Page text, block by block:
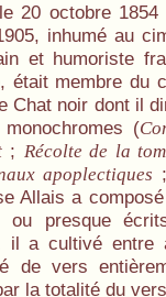
20 octobre
inhumé au
et humoriste
était membre du
Chat noir dont il
(
; Récolte de la
apoplectiques
Allais a
ou presque
il a cultivé
de vers
la totalité du